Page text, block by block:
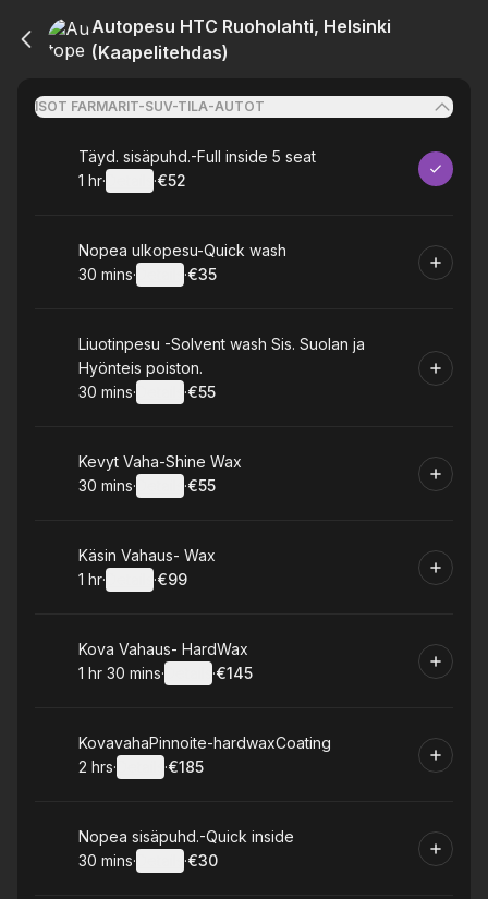
Autopesu HTC Ruoholahti, Helsinki
(Kaapelitehdas)
ISOT FARMARIT-SUV-TILA-AUTOT
Book
Täyd. sisäpuhd.-Full inside 5 seat
. Duration :
1 hr· ·
.Price
€52
Book
Nopea ulkopesu-Quick wash
.Duration:
30 mins· ·
.Price
€35
Book
Liuotinpesu -Solvent wash Sis. Suolan ja
Hyönteis poiston.
.Duration:
30 mins· ·
.Price
€55
Book
Kevyt Vaha-Shine Wax
.Duration:
30 mins· ·
.Price
€55
Book
Käsin Vahaus- Wax
. Duration :
1 hr· ·
.Price
€99
Book
Kova Vahaus- HardWax
. Duration:
1 hr 30 mins· ·
.Price
€145
Book
KovavahaPinnoite-hardwaxCoating
. Duration:
2 hrs· ·
.Price
€185
Book
Nopea sisäpuhd.-Quick inside
.Duration:
30 mins· ·
.Price
€30